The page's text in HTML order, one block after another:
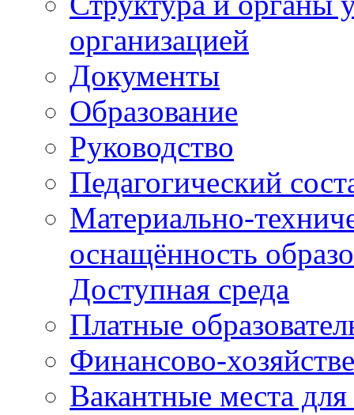
организацией
Документы
Образование
Руководство
Педагогический
Материально-
оснащённость
Доступная среда
Платные
Финансово-
Вакантные места